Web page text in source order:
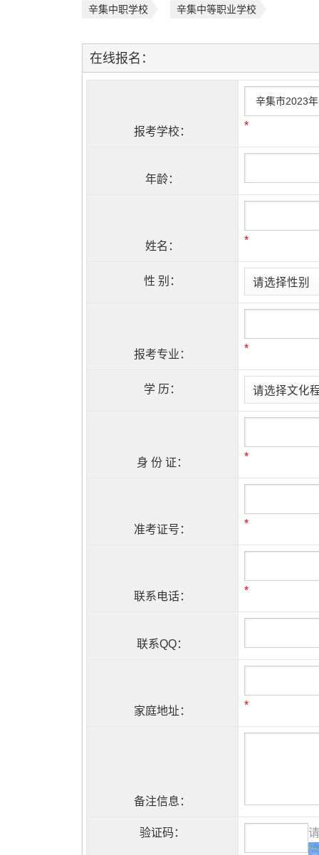
辛集中职学校 辛集中等职业学校
在线报名：
报考学校： *
年龄：
姓名： *
性 别：
报考专业： *
学 历：
身 份 证： *
准考证号： *
联系电话： *
联系QQ：
家庭地址： *
备注信息：
验证码：